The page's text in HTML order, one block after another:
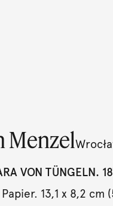
Menzel
VON TÜNGELN.
13,1 x 8,2 cm